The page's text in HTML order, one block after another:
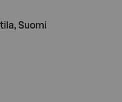
Suomi